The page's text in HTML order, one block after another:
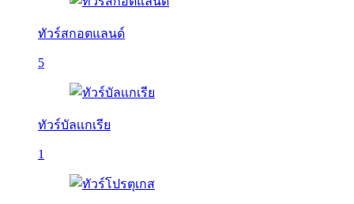
ทัวร์สกอตแลนด์
5
ทัวร์บัลเเกเรีย
1